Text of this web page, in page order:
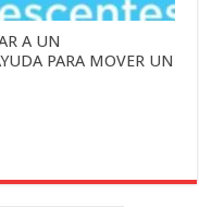
A UN
PARA MOVER UN